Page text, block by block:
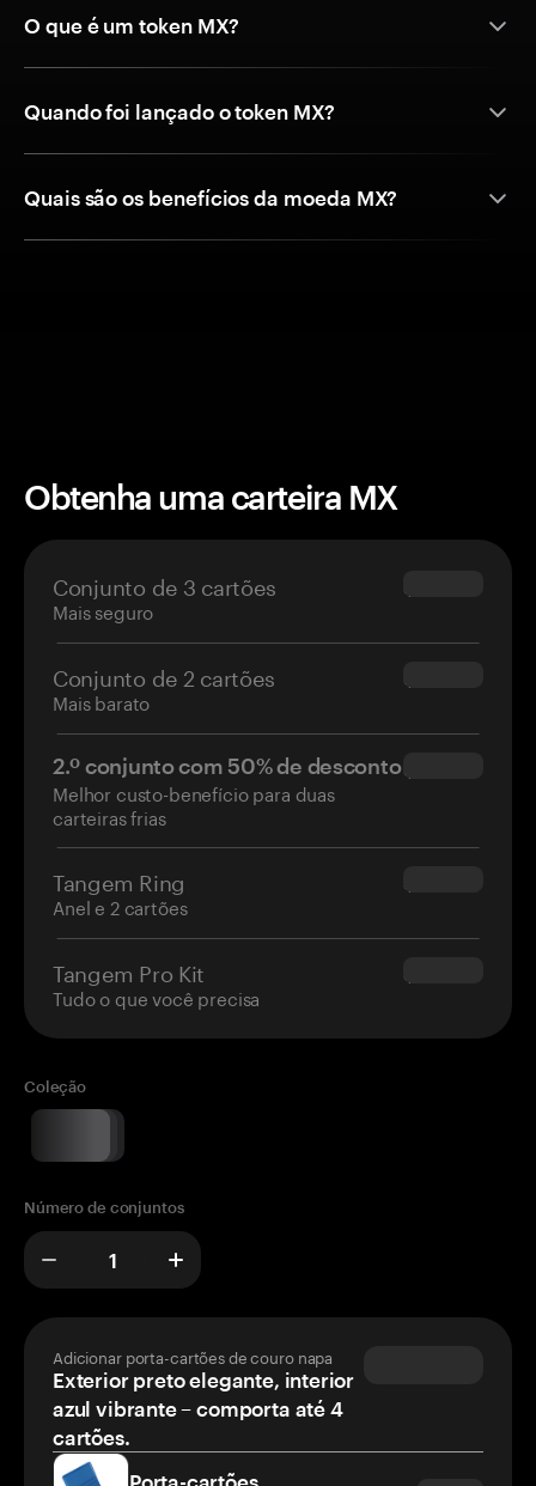
O que é um token MX?
Quando foi lançado o token MX?
Quais são os benefícios da moeda MX?
Obtenha uma carteira MX
Conjunto de 3 cartões
Mais seguro
$69.90
Conjunto de 2 cartões
Mais barato
$54.90
2.º conjunto com 50% de desconto
Melhor custo-benefício para duas
carteiras frias
$34.95
Tangem Ring
Anel e 2 cartões
$160.00
Tangem Pro Kit
Tudo o que você precisa
$180.00
Coleção
Número de conjuntos
Adicionar porta-cartões de couro napa
Exterior preto elegante, interior
azul vibrante – comporta até 4
cartões.